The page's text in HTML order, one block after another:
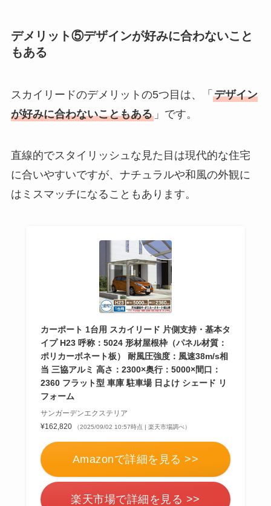
デメリット⑤デザインが好みに合わないこと
もある
スカイリードのデメリットの5つ目は、「 デザイン
が好みに合わないこともある」です。
直線的でスタイリッシュな見た目は現代的な住宅
に合いやすいですが、ナチュラルや和風の外観に
はミスマッチになることもあります。
カーポート 1台用 スカイリード 片側支持・基本タ
イプ H23 呼称：5024 形材屋根枠（パネル材質：
ポリカーボネート板） 耐風圧強度：風速38m/s相
当 三協アルミ 高さ：2300×奥行：5000×間口：
2360 フラット型 車庫 駐車場 日よけ シェード リ
フォーム
サンガーデンエクステリア
¥162,820
（2025/09/02 10:57時点 | 楽天市場調べ）
Amazonで詳細を見る >>
楽天市場で詳細を見る >>